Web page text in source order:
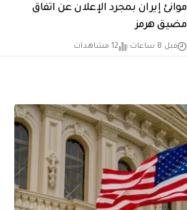
موانئ إيران بمجرد الإعلان عن اتفاق
مضيق هرمز
قبل 8 ساعات 12 مشاهدات